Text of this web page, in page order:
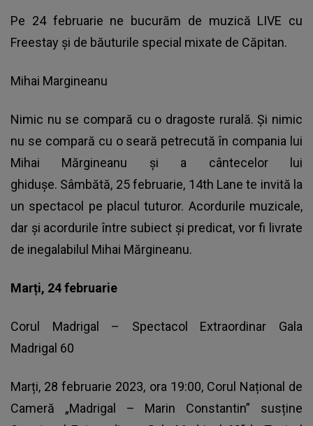
Pe 24 februarie ne bucurăm de muzică LIVE cu
Freestay și de băuturile special mixate de Căpitan.
Mihai Margineanu
Nimic nu se compară cu o dragoste rurală. Și nimic
nu se compară cu o seară petrecută în compania lui
Mihai Mărgineanu și a cântecelor lui
ghidușe. Sâmbătă, 25 februarie, 14th Lane te invită la
un spectacol pe placul tuturor. Acordurile muzicale,
dar și acordurile între subiect și predicat, vor fi livrate
de inegalabilul Mihai Mărgineanu.
Marți, 24 februarie
Corul Madrigal – Spectacol Extraordinar Gala
Madrigal 60
Marți, 28 februarie 2023, ora 19:00, Corul Național de
Cameră „Madrigal – Marin Constantin” susține